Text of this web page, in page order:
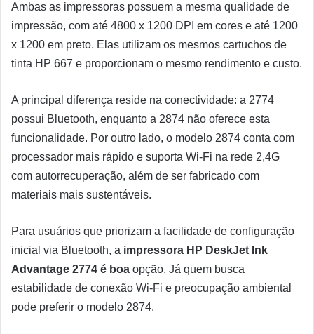
Ambas as impressoras possuem a mesma qualidade de
impressão, com até 4800 x 1200 DPI em cores e até 1200
x 1200 em preto. Elas utilizam os mesmos cartuchos de
tinta HP 667 e proporcionam o mesmo rendimento e custo.
A principal diferença reside na conectividade: a 2774
possui Bluetooth, enquanto a 2874 não oferece esta
funcionalidade. Por outro lado, o modelo 2874 conta com
processador mais rápido e suporta Wi-Fi na rede 2,4G
com autorrecuperação, além de ser fabricado com
materiais mais sustentáveis.
Para usuários que priorizam a facilidade de configuração
inicial via Bluetooth, a impressora HP DeskJet Ink
Advantage 2774 é boa opção. Já quem busca
estabilidade de conexão Wi-Fi e preocupação ambiental
pode preferir o modelo 2874.